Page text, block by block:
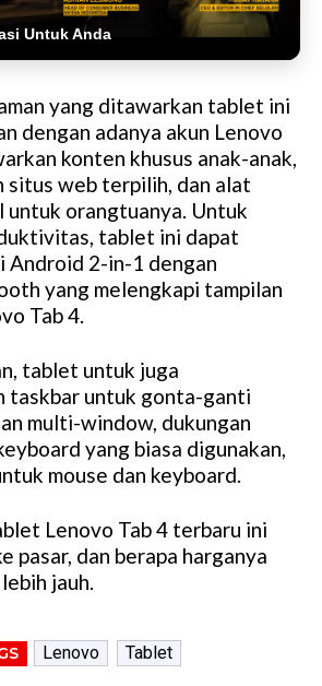
Untuk Anda
yang ditawarkan tablet ini
dengan adanya akun Lenovo
konten khusus anak-anak,
situs web terpilih, dan alat
untuk orangtuanya. Untuk
tablet ini dapat
Android 2-in-1 dengan
yang melengkapi tampilan
Tab 4.
tablet untuk juga
taskbar untuk gonta-ganti
multi-window, dukungan
yang biasa digunakan,
mouse dan keyboard.
Lenovo Tab 4 terbaru ini
pasar, dan berapa harganya
jauh.
Lenovo Tablet